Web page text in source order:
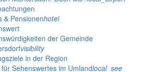
& Pensionenhotel
der Gemeinde
visibility
in der Region
Sehenswertes im Umlandlocal_see